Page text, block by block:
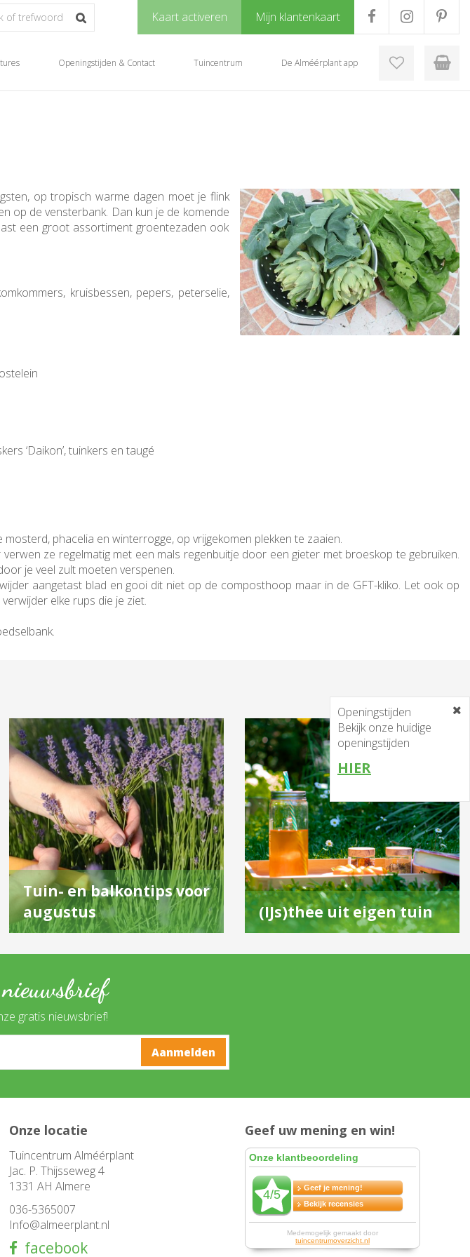
Kaart activeren Mijn klantenkaart
Openingstijden & Contact Tuincentrum De Alméérplant app
op tropisch warme dagen moet je flink
op de vensterbank. Dan kun je de komende
een groot assortiment groentezaden ook
kruisbessen, pepers, peterselie,
‘Daikon’, tuinkers en taugé
phacelia en winterrogge, op vrijgekomen plekken te zaaien.
ze regelmatig met een mals regenbuitje door een gieter met broeskop te gebruiken.
je veel zult moeten verspenen.
aangetast blad en gooi dit niet op de composthoop maar in de GFT-kliko. Let ook op
elke rups die je ziet.
Tuin- en balkontips voor
augustus
(IJs)thee uit eigen tuin
gratis nieuwsbrief!
Onze locatie
Tuincentrum Alméérplant
Jac. P. Thijsseweg 4
1331 AH Almere
036-5365007
Info@almeerplant.nl
facebook
Geef uw mening en win!
Openingstijden
Bekijk onze huidige
openingstijden
HIER